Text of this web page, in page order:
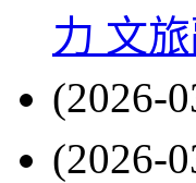
力 文
(2026-
(2026-